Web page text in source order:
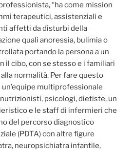
“ha come mission
terapeutici, assistenziali e
affetti da disturbi della
quali anoressia, bulimia o
portando la persona a un
il cibo, con se stesso e i familiari
normalità. Per fare questo
un’equipe multiprofessionale
psicologi, dietiste, un
e le staff di infermieri che
del percorso diagnostico
(PDTA) con altre figure
neuropsichiatra infantile,